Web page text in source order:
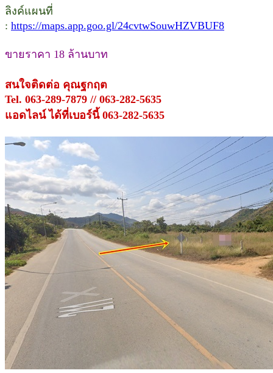
ลิงค์แผนที่
: https://maps.app.goo.gl/24cvtwSouwHZVBUF8
ขายราคา 18 ล้านบาท
สนใจติดต่อ คุณฐกฤต
Tel. 063-289-7879 // 063-282-5635
แอดไลน์ ได้ที่เบอร์นี้ 063-282-5635